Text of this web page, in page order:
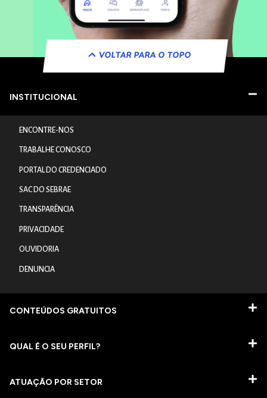
VOLTAR PARA O TOPO
INSTITUCIONAL
ENCONTRE-NOS
TRABALHE CONOSCO
PORTAL DO CREDENCIADO
SAC DO SEBRAE
TRANSPARÊNCIA
PRIVACIDADE
OUVIDORIA
DENUNCIA
CONTEÚDOS GRATUITOS
QUAL É O SEU PERFIL?
ATUAÇÃO POR SETOR